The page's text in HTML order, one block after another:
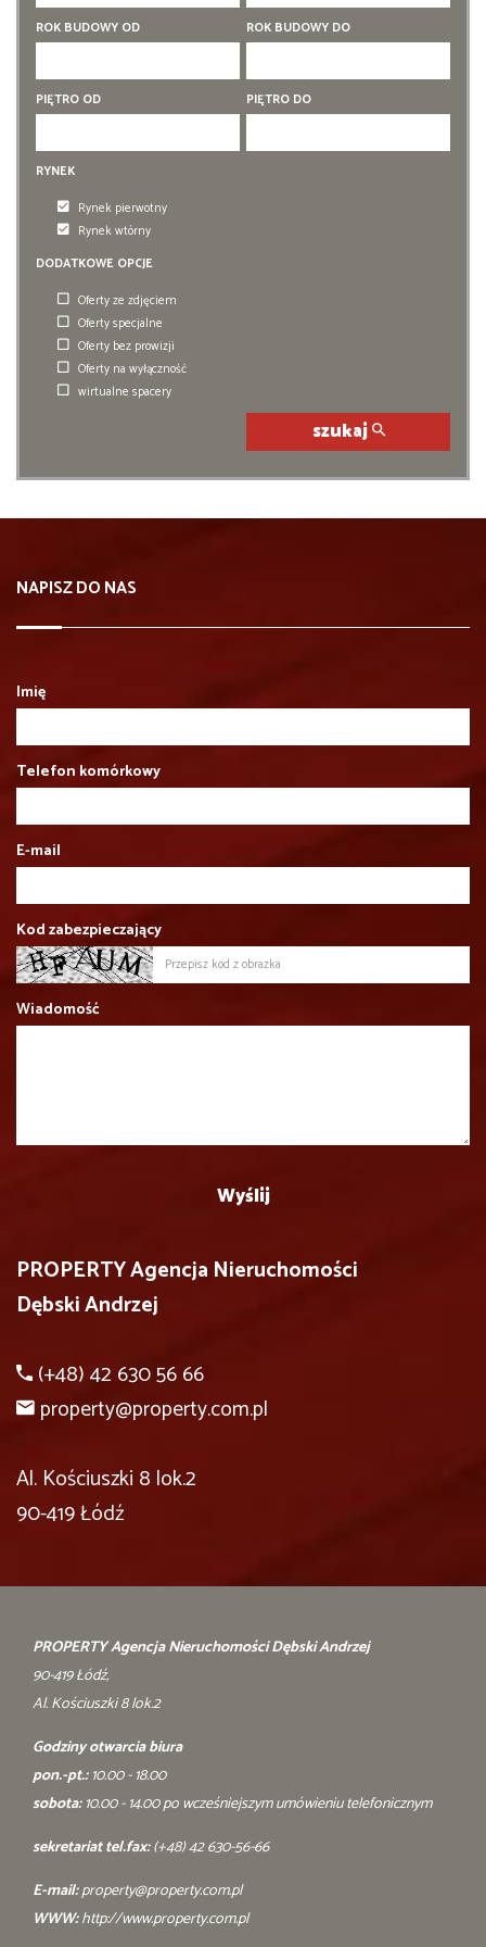
5 pokoi
6 pokoi
5 pokoi
6 pokoi
ROK BUDOWY OD ROK BUDOWY DO
PIĘTRO OD PIĘTRO DO
RYNEK
Rynek pierwotny
Rynek wtórny
DODATKOWE OPCJE
Oferty ze zdjęciem
Oferty specjalne
Oferty bez prowizji
Oferty na wyłączność
wirtualne spacery
szukaj
NAPISZ DO NAS
Imię
Telefon komórkowy
E-mail
Kod zabezpieczający
Wiadomość
PROPERTY Agencja Nieruchomości
Dębski Andrzej
(+48) 42 630 56 66
property@property.com.pl
Al. Kościuszki 8 lok.2
90-419 Łódź
PROPERTY Agencja Nieruchomości Dębski Andrzej
90-419 Łódź,
Al. Kościuszki 8 lok.2
Godziny otwarcia biura
pon.-pt.:10.00 - 18.00
sobota:10.00 - 14.00 po wcześniejszym umówieniu telefonicznym
sekretariat tel.fax:(+48) 42 630-56-66
E-mail:property@property.com.pl
WWW:http://www.property.com.pl